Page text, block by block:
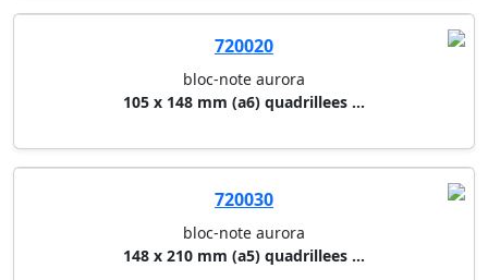
720020
bloc-note aurora
105 x 148 mm (a6) quadrillees ...
720030
bloc-note aurora